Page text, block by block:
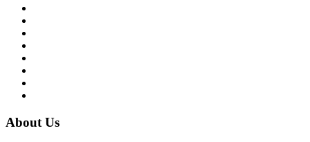
About Us